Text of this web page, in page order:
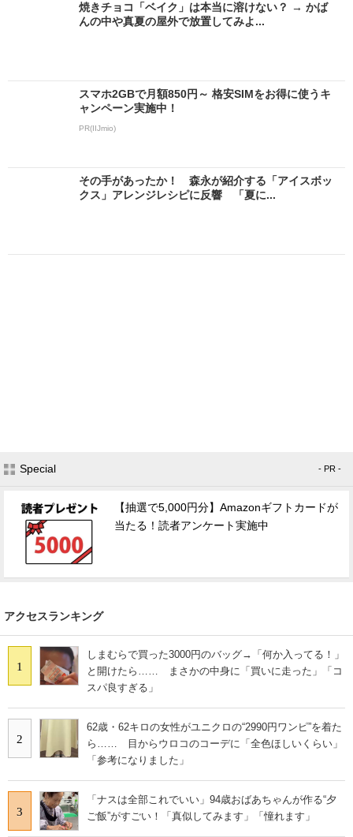
焼きチョコ「ベイク」は本当に溶けない？ → かば
んの中や真夏の屋外で放置してみよ...
スマホ2GBで月額850円～ 格安SIMをお得に使うキ
ャンペーン実施中！
PR(IIJmio)
その手があったか！ 森永が紹介する「アイスボッ
クス」アレンジレシピに反響 「夏に...
Special - PR -
【抽選で5,000円分】Amazonギフトカードが
当たる！読者アンケート実施中
アクセスランキング
1
しまむらで買った3000円のバッグ→「何か入ってる！」
と開けたら…… まさかの中身に「買いに走った」「コ
スパ良すぎる」
2
62歳・62キロの女性がユニクロの“2990円ワンピ”を着た
ら…… 目からウロコのコーデに「全色ほしいくらい」
「参考になりました」
3
「ナスは全部これでいい」94歳おばあちゃんが作る“夕
ご飯”がすごい！「真似してみます」「憧れます」